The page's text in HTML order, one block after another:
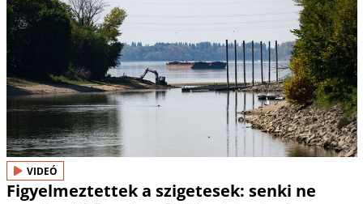
VIDEÓ
Figyelmeztettek a szigetesek: senki ne